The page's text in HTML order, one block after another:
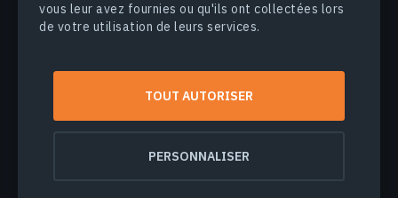
vous leur avez fournies ou qu'ils ont collectées lors
de votre utilisation de leurs services.
TOUT AUTORISER
PERSONNALISER
Tous droits réservés.
Conditions d'utilisation
Politique de confidentialité
Sécurité des données